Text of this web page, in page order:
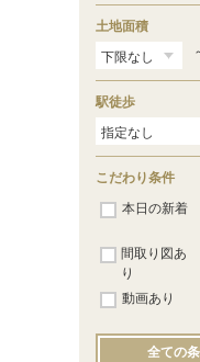
千城台北（
千城台
土地面積
駅徒歩
こだわり条件
本日の新着
間取り図あ
り
動画あり
全ての